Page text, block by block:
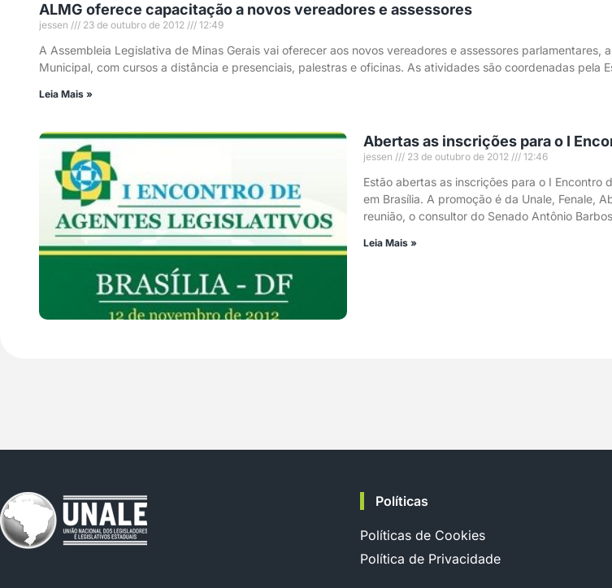
ALMG oferece capacitação a novos vereadores e assessores
jessen 23 de outubro de 2012 12:49
A Assembleia Legislativa de Minas Gerais vai oferecer aos novos vereadores e assessores
Municipal, com cursos a distância e presenciais, palestras e oficinas. As atividades são coordenadas pela
Leia Mais »
Abertas as inscrições para o I
jessen 23 de outubro de 2012 12:46
Estão abertas as inscrições para o I Encontro
em Brasília. A promoção é da Unale, Fenale,
reunião, o consultor do Senado Antônio
Leia Mais »
Políticas
Políticas de Cookies
Política de Privacidade